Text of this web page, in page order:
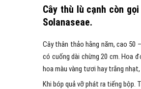
Cây thù lù cạnh còn
Solanaseae.
Cây thân thảo hằng năm, cao 50
có cuống dài chừng 20 cm. Hoa
hoa màu vàng tươi hay trắng
Khi bóp quả vỡ phát ra tiếng bộp.